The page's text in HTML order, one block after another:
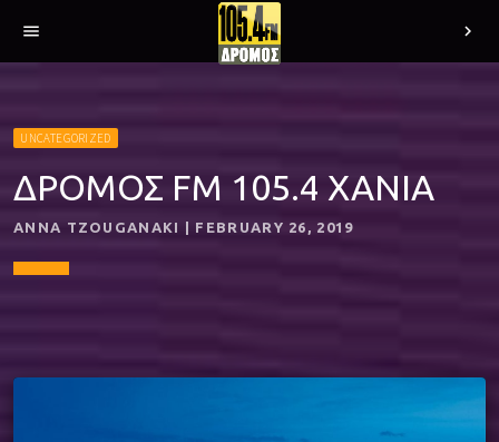
menu chevron_right
UNCATEGORIZED
ΔΡΟΜΟΣ FM 105.4 XANIA
ANNA TZOUGANAKI | FEBRUARY 26, 2019